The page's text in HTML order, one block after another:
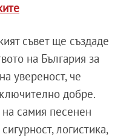
съвет ще създаде
на България за
увереност, че
добре.
на самия песенен
логистика,